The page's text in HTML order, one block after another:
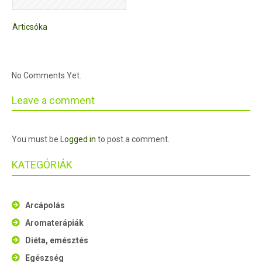
Articsóka
No Comments Yet.
Leave a comment
You must be Logged in to post a comment.
KATEGÓRIÁK
Arcápolás
Aromaterápiák
Diéta, emésztés
Egészség